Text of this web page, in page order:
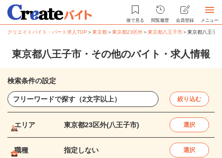
後で見る 閲覧履歴 会員登録 メニュー
クリエイトバイト・パート求人TOP ＞東京都＞東京都23区外＞東京都八王子市＞東京都八王子
東京都八王子市・その他のバイト・求人情報
検索条件の設定
絞り込む
エリア 東京都23区外(八王子市) 選択
職種 指定しない 選択